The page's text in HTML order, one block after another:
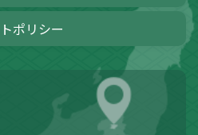
ポリシー